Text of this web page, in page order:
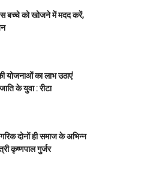
बच्चे को खोजने में मदद करें,
योजनाओं का लाभ उठाएं
के युवा : रीटा
दोनों ही समाज के अभिन्न
कृष्णपाल गुर्जर